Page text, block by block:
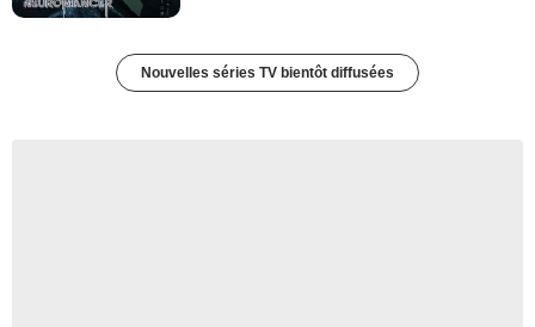
Nouvelles séries TV bientôt diffusées